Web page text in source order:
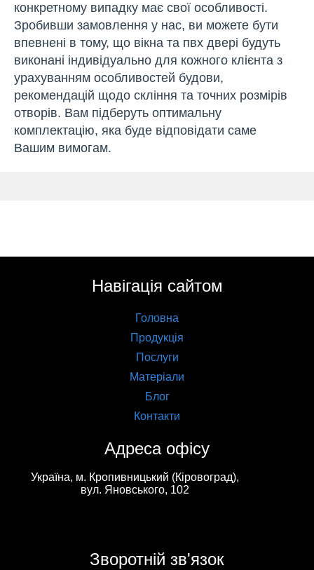
конкретному випадку має свої особливості.
Зробивши замовлення у нас, ви можете бути
впевнені в тому, що вікна та пвх двері будуть
виконані індивідуально для кожного клієнта з
урахуванням особливостей будови,
рекомендацій щодо скління та точних розмірів
отворів. Вам підберуть оптимальну
комплектацію, яка буде відповідати саме
Вашим вимогам.
Навігація сайтом
Головна
Продукція
Послуги
Матеріали
Блог
Контакти
Адреса офісу
Українa, м. Кропивницький (Кіровоград),
вул. Яновського, 102
Зворотній зв'язок